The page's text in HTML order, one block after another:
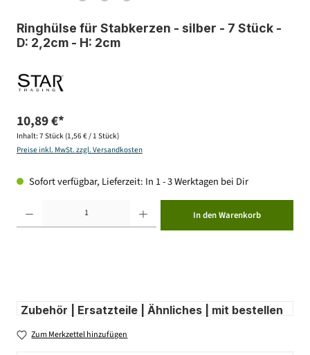
Ringhülse für Stabkerzen - silber - 7 Stück -
D: 2,2cm - H: 2cm
10,89 €*
Inhalt: 7 Stück (1,56 € / 1 Stück)
Preise inkl. MwSt. zzgl. Versandkosten
Sofort verfügbar, Lieferzeit: In 1 - 3 Werktagen bei Dir
In den Warenkorb
Zubehör | Ersatzteile | Ähnliches | mit bestellen
Zum Merkzettel hinzufügen